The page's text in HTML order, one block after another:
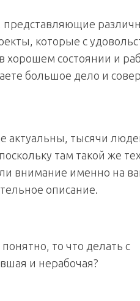
представляющие
которые с
хорошем состоянии и
большое дело и
актуальны, тысячи
там такой же
внимание именно на
описание.
то что делать с
и нерабочая?